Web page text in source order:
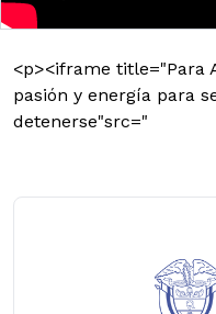
<p><iframe title="Para
pasión y energía para
detenerse"src="